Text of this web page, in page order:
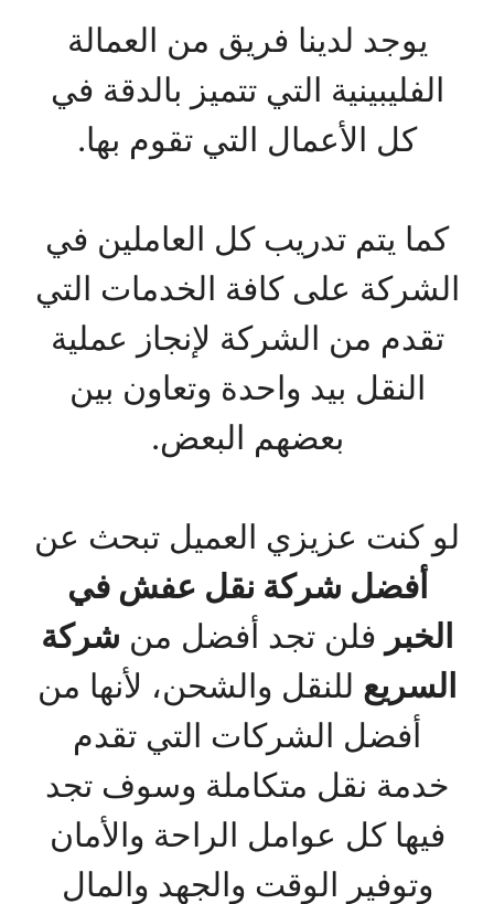
يوجد لدينا فريق من العمالة
الفليبينية التي تتميز بالدقة في
كل الأعمال التي تقوم بها.
كما يتم تدريب كل العاملين في
الشركة على كافة الخدمات التي
تقدم من الشركة لإنجاز عملية
النقل بيد واحدة وتعاون بين
بعضهم البعض.
لو كنت عزيزي العميل تبحث عن
أفضل شركة نقل عفش في
الخبر فلن تجد أفضل من شركة
السريع للنقل والشحن، لأنها من
أفضل الشركات التي تقدم
خدمة نقل متكاملة وسوف تجد
فيها كل عوامل الراحة والأمان
وتوفير الوقت والجهد والمال